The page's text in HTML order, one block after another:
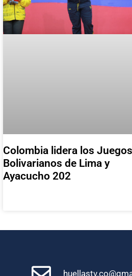
Colombia lidera los Juegos
Bolivarianos de Lima y
Ayacucho 202